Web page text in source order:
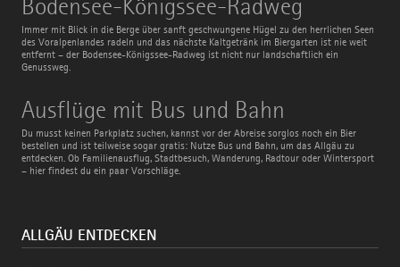
Bodensee-Königssee-Radweg
Immer mit Blick in die Berge über sanft geschwungene Hügel zu den herrlichen Seen
des Voralpenlandes radeln und das nächste Kaltgetränk im Biergarten ist nie weit
entfernt – der Bodensee-Königssee-Radweg ist nicht nur landschaftlich ein
Genussweg.
Königssee-
Radweg
Ausflüge mit Bus und Bahn
Du musst keinen Parkplatz suchen, kannst vor der Abreise sorglos noch ein Bier
bestellen und ist teilweise sogar gratis: Nutze Bus und Bahn, um das Allgäu zu
entdecken. Ob Familienausflug, Stadtbesuch, Wanderung, Radtour oder Wintersport
– hier findest du ein paar Vorschläge.
Ausflüge
mit
Bus
und
Bahn
ALLGÄU ENTDECKEN